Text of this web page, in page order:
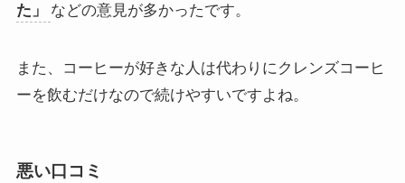
た」
などの意見が多かったです。
また、コーヒーが好きな人は代わりにクレンズコーヒ
ーを飲むだけなので続けやすいですよね。
悪い口コミ